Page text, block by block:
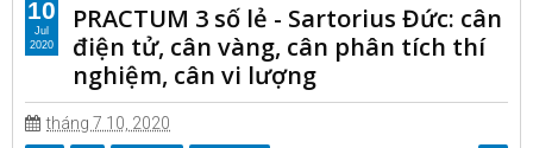
PRACTUM 3 số lẻ - Sartorius Đức: cân điện tử, cân vàng, cân
phân tích thí nghiệm, cân vi lượng
PRACTUM 3 số lẻ - Sartorius Đức: cân
điện tử, cân vàng, cân phân tích thí
nghiệm, cân vi lượng
tháng 7 10, 2020
10
Jul
2020